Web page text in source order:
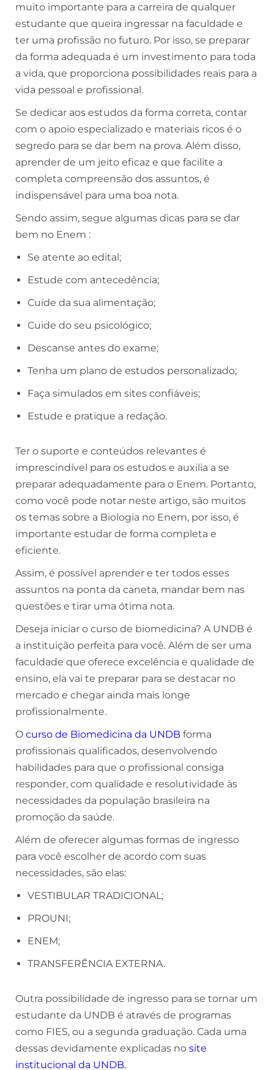
muito importante para a carreira de qualquer
estudante que queira ingressar na faculdade e
ter uma profissão no futuro. Por isso, se preparar
da forma adequada é um investimento para toda
a vida, que proporciona possibilidades reais para a
vida pessoal e profissional.
Se dedicar aos estudos da forma correta, contar
com o apoio especializado e materiais ricos é o
segredo para se dar bem na prova. Além disso,
aprender de um jeito eficaz e que facilite a
completa compreensão dos assuntos, é
indispensável para uma boa nota.
Sendo assim, segue algumas dicas para se dar
bem no Enem :
Se atente ao edital;
Estude com antecedência;
Cuide da sua alimentação;
Cuide do seu psicológico;
Descanse antes do exame;
Tenha um plano de estudos personalizado;
Faça simulados em sites confiáveis;
Estude e pratique a redação.
Ter o suporte e conteúdos relevantes é
imprescindível para os estudos e auxilia a se
preparar adequadamente para o Enem. Portanto,
como você pode notar neste artigo, são muitos
os temas sobre a Biologia no Enem, por isso, é
importante estudar de forma completa e
eficiente.
Assim, é possível aprender e ter todos esses
assuntos na ponta da caneta, mandar bem nas
questões e tirar uma ótima nota.
Deseja iniciar o curso de biomedicina? A UNDB é
a instituição perfeita para você. Além de ser uma
faculdade que oferece excelência e qualidade de
ensino, ela vai te preparar para se destacar no
mercado e chegar ainda mais longe
profissionalmente.
O curso de Biomedicina da UNDB forma
profissionais qualificados, desenvolvendo
habilidades para que o profissional consiga
responder, com qualidade e resolutividade às
necessidades da população brasileira na
promoção da saúde.
Além de oferecer algumas formas de ingresso
para você escolher de acordo com suas
necessidades, são elas:
VESTIBULAR TRADICIONAL;
PROUNI;
ENEM;
TRANSFERÊNCIA EXTERNA.
Outra possibilidade de ingresso para se tornar um
estudante da UNDB é através de programas
como FIES, ou a segunda graduação. Cada uma
dessas devidamente explicadas no site
institucional da UNDB.